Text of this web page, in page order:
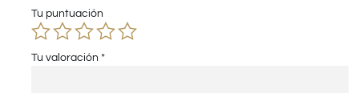
Tu puntuación
Tu valoración *